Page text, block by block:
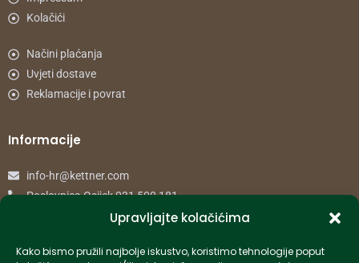
Upravljajte kolačićima
Kako bismo pružili najbolje iskustvo, koristimo tehnologije poput
Kolačići
Načini plaćanja
Uvjeti dostave
Reklamacije i povrat
Informacije
info-hr@kettner.com
Poslovnica Osijek 031 500 181
Poslovnica Zagreb 01 7798 900